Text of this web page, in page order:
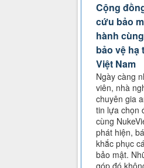
Cộng
cứu bảo
hành
bảo vệ hạ
Việt Nam
Ngày càng
viên, nhà
chuyên gia
tin lựa chọn
cùng
phát hiện,
khắc phục
bảo mật.